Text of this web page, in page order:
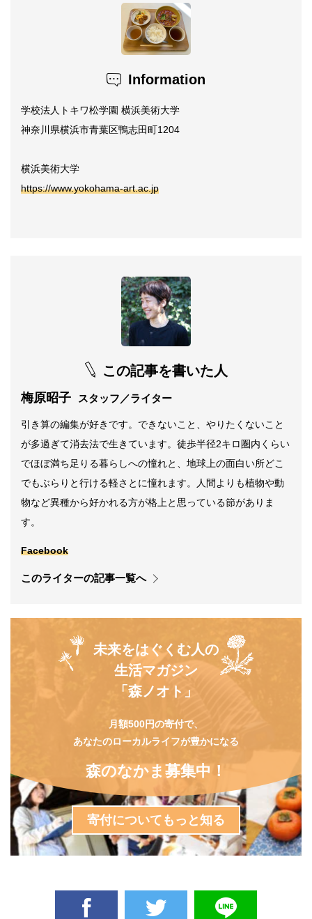
Information
学校法人トキワ松学園 横浜美術大学
神奈川県横浜市青葉区鴨志田町1204
横浜美術大学
https://www.yokohama-art.ac.jp
この記事を書いた人
梅原昭子 スタッフ／ライター
引き算の編集が好きです。できないこと、やりたくないこと
が多過ぎて消去法で生きています。徒歩半径2キロ圏内くらい
でほぼ満ち足りる暮らしへの憧れと、地球上の面白い所どこ
でもぶらりと行ける軽さとに憧れます。人間よりも植物や動
物など異種から好かれる方が格上と思っている節がありま
す。
Facebook
このライターの記事一覧へ
未来をはぐくむ人の
生活マガジン
「森ノオト」
月額500円の寄付で、
あなたのローカルライフが豊かになる
森のなかま募集中！
寄付についてもっと知る